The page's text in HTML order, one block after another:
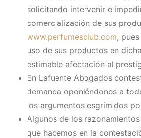
solicitando intervenir e
comercialización de sus
www.perfumesclub.com,
uso de sus productos en
estimable afectación al
En Lafuente Abogados
demanda oponiéndonos a
los argumentos esgrimidos
Algunos de los
que hacemos en la